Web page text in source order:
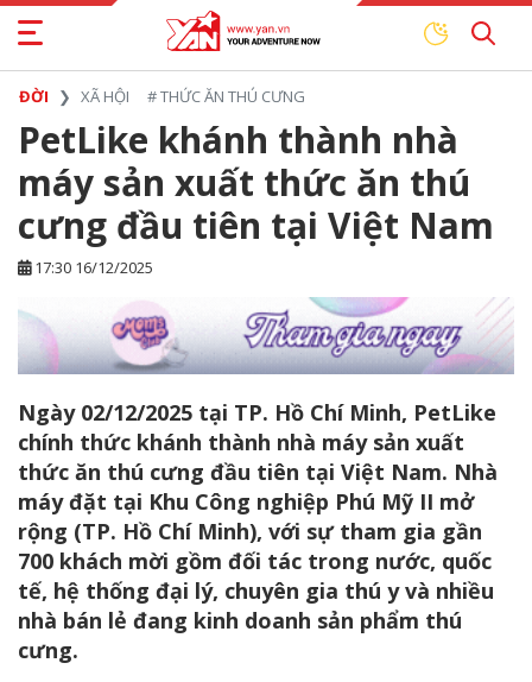
ĐỜI XÃ HỘI #THỨC ĂN THÚ CƯNG
PetLike khánh thành nhà
máy sản xuất thức ăn thú
cưng đầu tiên tại Việt Nam
17:30 16/12/2025
Ngày 02/12/2025 tại TP. Hồ Chí Minh, PetLike
chính thức khánh thành nhà máy sản xuất
thức ăn thú cưng đầu tiên tại Việt Nam. Nhà
máy đặt tại Khu Công nghiệp Phú Mỹ II mở
rộng (TP. Hồ Chí Minh), với sự tham gia gần
700 khách mời gồm đối tác trong nước, quốc
tế, hệ thống đại lý, chuyên gia thú y và nhiều
nhà bán lẻ đang kinh doanh sản phẩm thú
cưng.